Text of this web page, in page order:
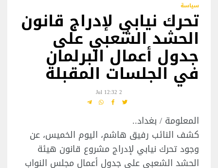
سياسة
تحرك نيابي لإدراج قانون
الحشد الشعبي على
جدول أعمال البرلمان
في الجلسات المقبلة
2 Jul 12:32
المعلومة / بغداد..
كشف النائب رفيق هاشم، اليوم الخميس، عن
وجود تحرك نيابي لإدراج مشروع قانون هيئة
الحشد الشعبي على جدول أعمال مجلس النواب